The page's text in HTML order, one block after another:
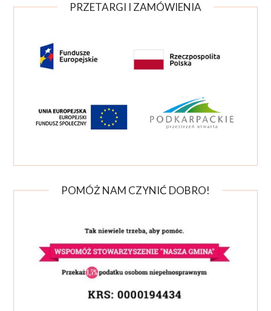
PRZETARGI I ZAMÓWIENIA
POMÓŻ NAM CZYNIĆ DOBRO!